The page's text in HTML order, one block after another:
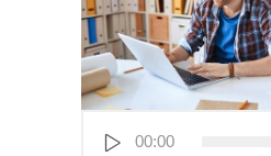
Player
00:00